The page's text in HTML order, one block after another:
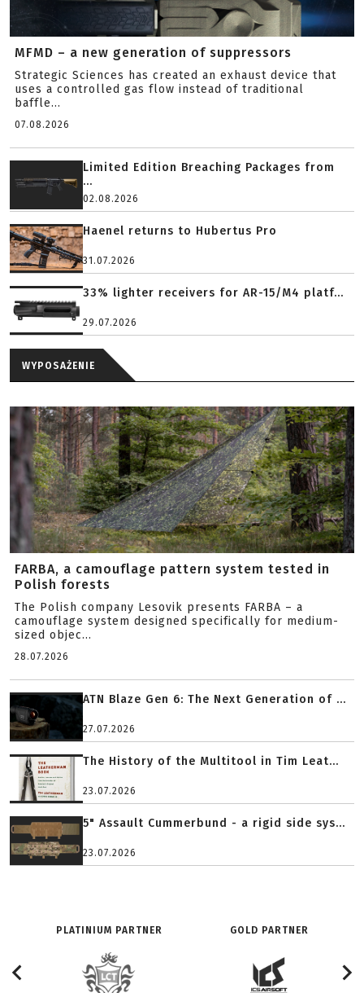
MFMD – a new generation of suppressors
Strategic Sciences has created an exhaust device that
uses a controlled gas flow instead of traditional
baffle...
07.08.2026
Limited Edition Breaching Packages from
...
02.08.2026
Haenel returns to Hubertus Pro
31.07.2026
33% lighter receivers for AR-15/M4 platf...
29.07.2026
WYPOSAŻENIE
FARBA, a camouflage pattern system tested in
Polish forests
The Polish company Lesovik presents FARBA – a
camouflage system designed specifically for medium-
sized objec...
28.07.2026
ATN Blaze Gen 6: The Next Generation of ...
27.07.2026
The History of the Multitool in Tim Leat...
23.07.2026
5" Assault Cummerbund - a rigid side sys...
23.07.2026
PLATINIUM PARTNER GOLD PARTNER